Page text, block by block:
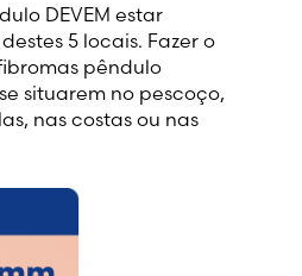
DEVEM estar
5 locais. Fazer o
pêndulo
situarem no pescoço,
nas costas ou nas